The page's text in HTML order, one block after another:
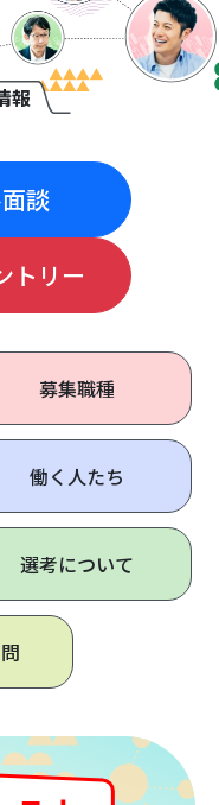
報
談
トリー
募集職種
働く人たち
選考について